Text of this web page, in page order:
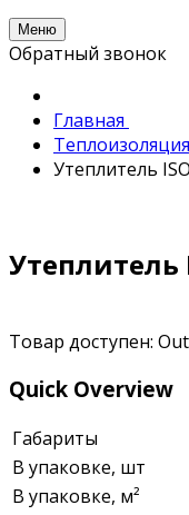
Меню
Обратный звонок
Главная
Утеплитель
Утеплитель
Товар доступен:
Quick Overview
Габариты
В упаковке, шт
В упаковке, м²